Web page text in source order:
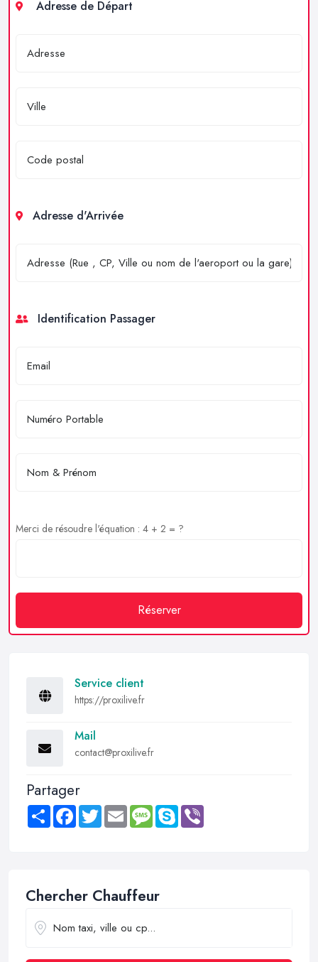
Adresse de Départ
Adresse d'Arrivée
Identification Passager
Merci de résoudre l'équation : 4 + 2 = ?
Réserver
Service client
https://proxilive.fr
Mail
contact@proxilive.fr
Partager
Share FacebookTwitter Email MessageSkype
Chercher Chauffeur